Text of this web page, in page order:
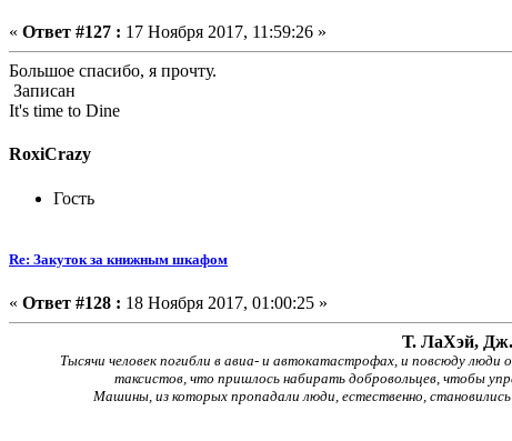
« Ответ #127 : 17 Ноября 2017, 11:59:26 »
Большое спасибо, я прочту.
Записан
It's time to Dine
RoxiCrazy
Гость
Re: Закуток за книжным шкафом
« Ответ #128 : 18 Ноября 2017, 01:00:25 »
Т. ЛаХэй,
Тысячи человек погибли в авиа- и автокатастрофах, и повсюду люди
таксистов, что пришлось набирать добровольцев, чтобы
Машины, из которых пропадали люди, естественно,